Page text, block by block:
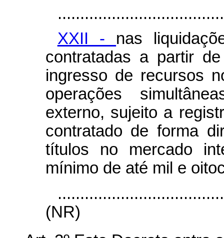
XXII - nas
contratadas a partir
ingresso de recursos
operações
externo, sujeito a
contratado de forma
títulos no mercado
mínimo de até mil e
(NR)